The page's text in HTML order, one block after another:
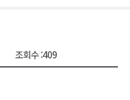
조회수 :409